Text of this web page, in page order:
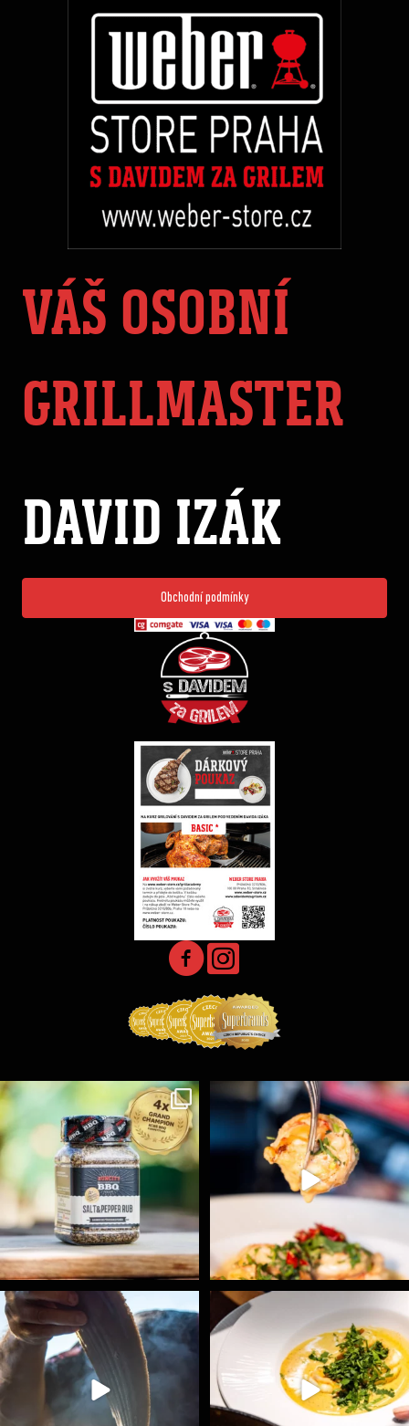
VÁŠ OSOBNÍ
GRILLMASTER
DAVID IZÁK
Obchodní podmínky
Koření Suncity – autentická BBQ chuť u vás doma!...
1 0
Spoustu podobných triků, které vám usnadní nejenom ...
9 0
Ryba na grilu je opravdu rychlá, a stejně tak Všechny fámozní recepty, které znáte z našich
0